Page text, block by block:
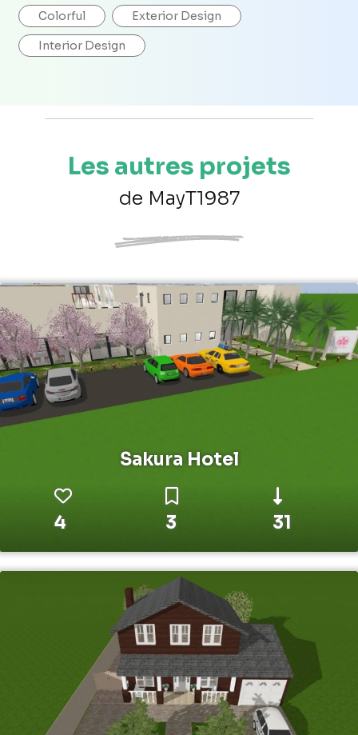
Colorful Exterior Design
Interior Design
Les autres projets
de MayT1987
Sakura Hotel
4 3 31